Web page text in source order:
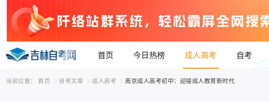
首页 今日热榜 成人高考 自考
当前位置： 首页 自考文章 成人高考 南京成人高考初中：迎接成人教育新时代